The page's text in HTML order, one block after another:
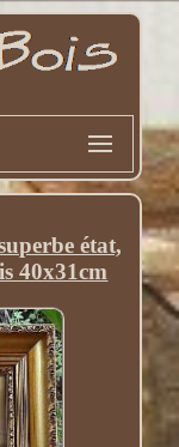
état,
40x31cm